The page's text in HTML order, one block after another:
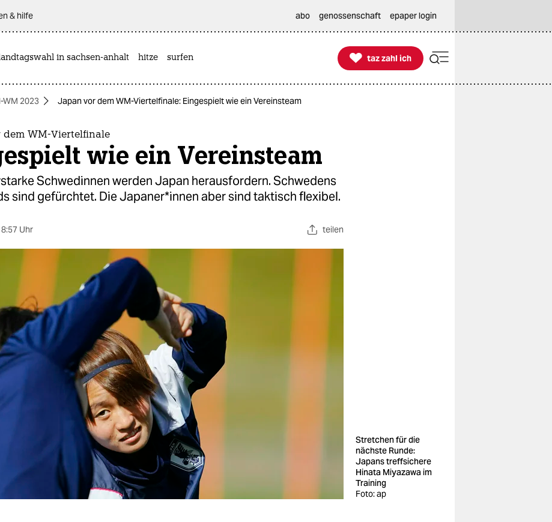
& hilfe abo genossenschaft epaper login
in sachsen-anhalt hitze surfen 
taz zahl ich
taz zahl ich
WM 2023 Japan vor dem WM-Viertelfinale: Eingespielt wie ein Vereinsteam
dem WM-Viertelfinale
wie ein Vereinsteam
Schwedinnen werden Japan herausfordern. Schwedens
sind gefürchtet. Die Ja­pa­ne­r*in­nen aber sind taktisch flexibel.
Uhr teilen
Stretchen für die
nächste Runde:
Japans treffsichere
Hinata Miyazawa im
Training
Foto: ap